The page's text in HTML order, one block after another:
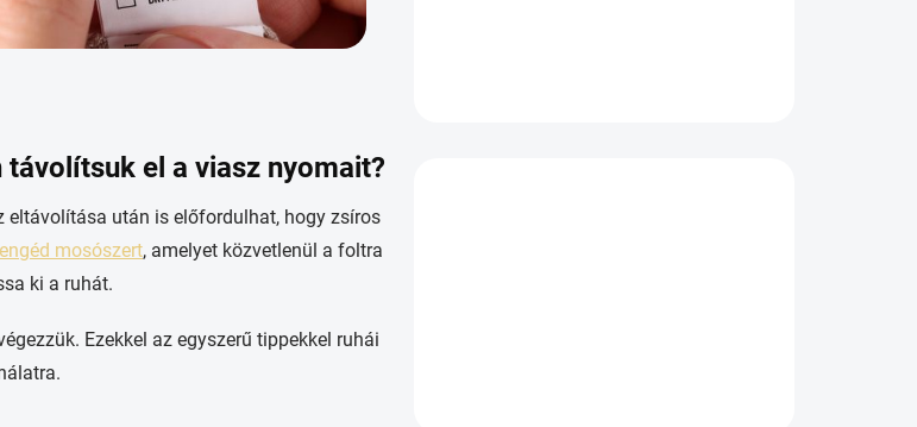
távolítsuk el a viasz nyomait?
eltávolítása után is előfordulhat, hogy zsíros
mosószert, amelyet közvetlenül a foltra
ki a ruhát.
Ezekkel az egyszerű tippekkel ruhái